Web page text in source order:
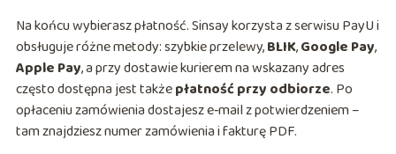
Na końcu wybierasz płatność. Sinsay korzysta z serwisu PayU i
obsługuje różne metody: szybkie przelewy,BLIK,Google Pay,
Apple Pay, a przy dostawie kurierem na wskazany adres
często dostępna jest takżepłatność przy odbiorze. Po
opłaceniu zamówienia dostajesz e‑mail z potwierdzeniem –
tam znajdziesz numer zamówienia i fakturę PDF.